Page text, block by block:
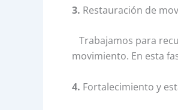
3. Restauración de
Trabajamos para
movimiento. En esta
4. Fortalecimiento y